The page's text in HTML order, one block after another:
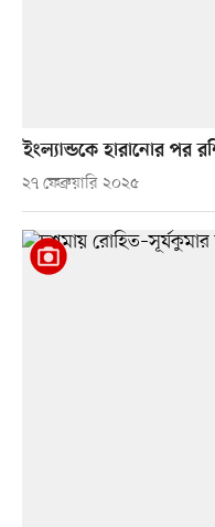
ইংল্যান্ডকে হারানোর পর
২৭ ফেব্রুয়ারি ২০২৫